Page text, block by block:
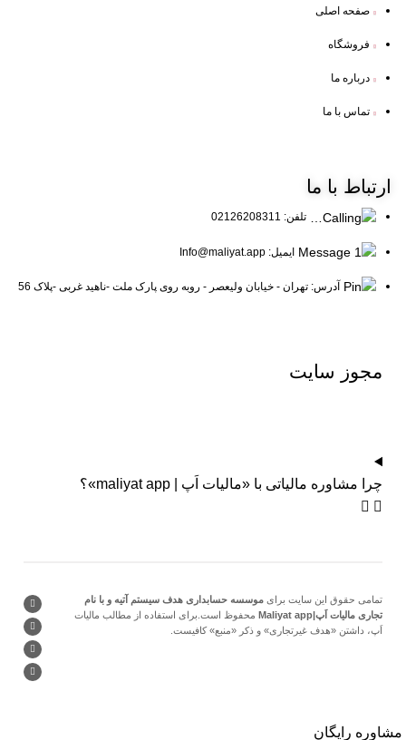
صفحه اصلی
فروشگاه
درباره ما
تماس با ما
ارتباط با ما
تلفن: 02126208311
ایمیل: Info@maliyat.app
آدرس: تهران - خیابان ولیعصر - روبه روی پارک ملت -ناهید غربی -پلاک 56
مجوز سایت
چرا مشاوره مالیاتی با «مالیات اَپ | maliyat app»؟
تمامی حقوق این سایت برای موسسه حسابداری هدف سیستم آتیه و با نام
تجاری مالیات اَپ|Maliyat app
محفوظ است.برای استفاده از مطالب مالیات
اَپ، داشتن «هدف غیرتجاری» و ذکر «منبع» کافیست.
مشاوره رایگان